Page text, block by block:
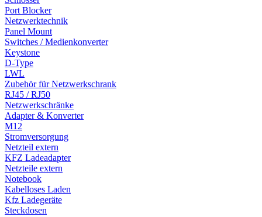
Port Blocker
Netzwerktechnik
Panel Mount
Switches / Medienkonverter
Keystone
D-Type
LWL
Zubehör für Netzwerkschrank
RJ45 / RJ50
Netzwerkschränke
Adapter & Konverter
M12
Stromversorgung
Netzteil extern
KFZ Ladeadapter
Netzteile extern
Notebook
Kabelloses Laden
Kfz Ladegeräte
Steckdosen